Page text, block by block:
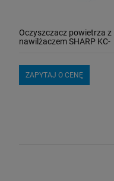
Oczyszczacz powietrza z
nawilżaczem SHARP KC-
ZAPYTAJ O CENĘ